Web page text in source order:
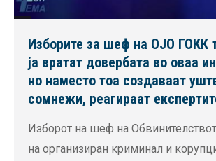
Изборите за шеф на ОЈО ГОКК
ја вратат довербата во оваа
но наместо тоа создаваат
сомнежи, реагираат
Изборот на шеф на
на организиран криминал и